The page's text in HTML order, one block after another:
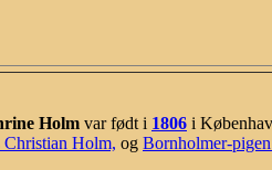
Holm var født i 1806 i
Christian Holm, og Bornholmer-